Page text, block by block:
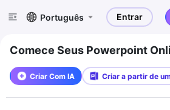
Português Entrar
Comece Seus Powerpoint
Criar Com IA Criar a partir de